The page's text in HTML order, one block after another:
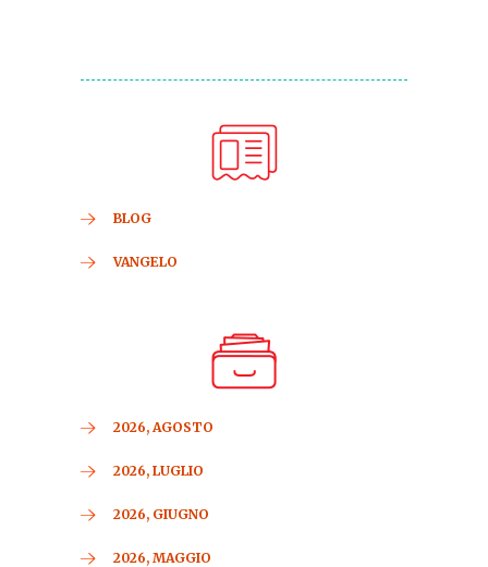
BLOG
VANGELO
2026, AGOSTO
2026, LUGLIO
2026, GIUGNO
2026, MAGGIO